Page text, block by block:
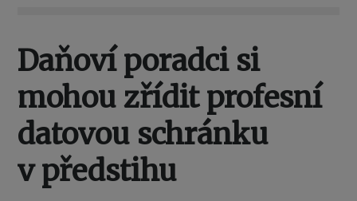
Daňoví poradci si
mohou zřídit profesní
datovou schránku
v předstihu